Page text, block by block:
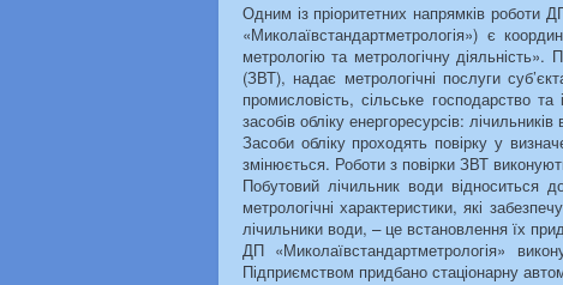
Одним із пріоритетних напрямків роботи
«Миколаївстандартметрологія») є
метрологію та метрологічну
(ЗВТ), надає метрологічні послуги
промисловість, сільське господарство
засобів обліку енергоресурсів:
Засоби обліку проходять повірку у
змінюється. Роботи з повірки ЗВТ
Побутовий лічильник води відноситься
метрологічні характеристики, які
лічильники води, – це встановлення їх
ДП «Миколаївстандартметрологія»
Підприємством придбано стаціонарну